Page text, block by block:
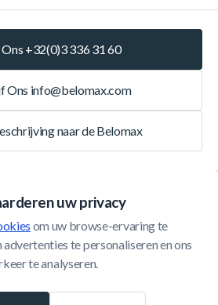
uw privacy
om uw browse-ervaring te
te personaliseren en ons
te analyseren.
Ons +32(0)3 336 31 60
Ons info@belomax.com
naar de Belomax